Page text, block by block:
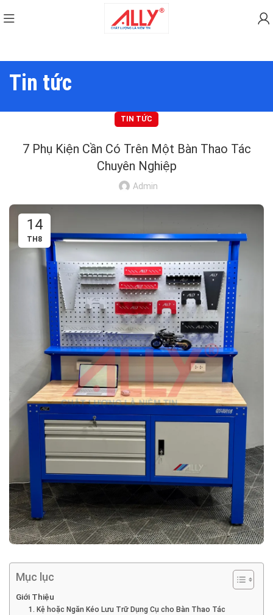
Tin tức
TIN TỨC
7 Phụ Kiện Cần Có Trên Một Bàn Thao Tác
Chuyên Nghiệp
Admin
14
TH8
Mục lục
Giới Thiệu
1. Kệ hoặc Ngăn Kéo Lưu Trữ Dụng Cụ cho Bàn Thao Tác